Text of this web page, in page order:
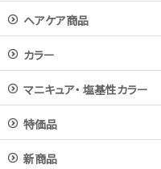
ヘアケア商品
カラー
マニキュア・ 塩基性カラー
特価品
新商品